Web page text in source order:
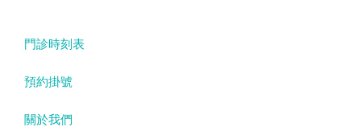
門診時刻表
預約掛號
關於我們